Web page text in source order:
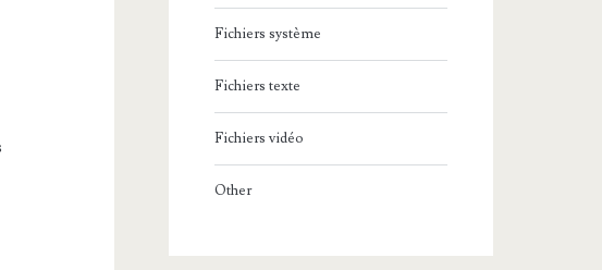
Fichiers système
Fichiers texte
Fichiers vidéo
Other